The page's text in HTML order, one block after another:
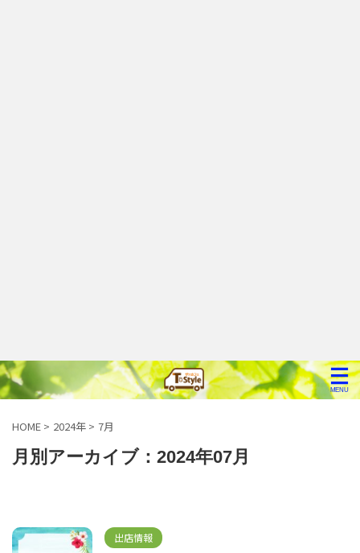
HOME > 2024年 > 7月
月別アーカイブ：2024年07月
出店情報